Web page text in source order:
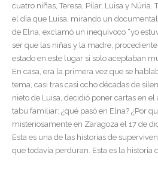
cuatro niñas, Teresa, Pilar, Luisa y Núria.
el día que Luisa, mirando un
de Elna, exclamó un inequívoco “yo
ser que las niñas y la madre,
estado en este lugar si solo aceptaban
En casa, era la primera vez que se
tema, casi tras casi ocho décadas de
nieto de Luisa, decidió poner cartas en
tabú familiar: ¿qué pasó en Elna? ¿Por
misteriosamente en Zaragoza el 17 de
Esta es una de las historias de
que todavía perduran. Esta es la historia